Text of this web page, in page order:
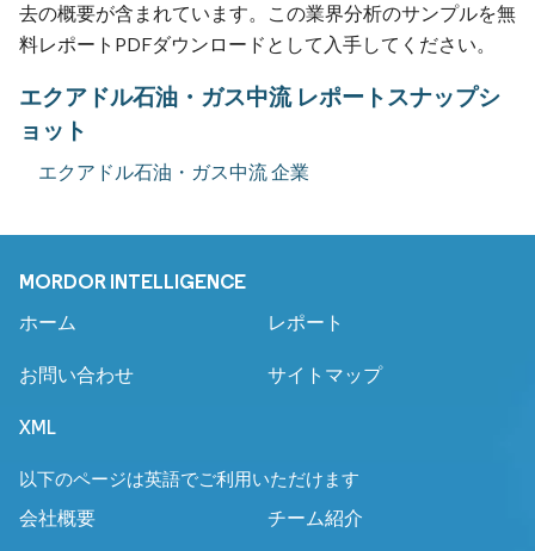
去の概要が含まれています。この業界分析のサンプルを無
料レポートPDFダウンロードとして入手してください。
エクアドル石油・ガス中流 レポートスナップシ
ョット
エクアドル石油・ガス中流 企業
MORDOR INTELLIGENCE
ホーム レポート
お問い合わせ サイトマップ
XML
以下のページは英語でご利用いただけます
会社概要
チーム紹介